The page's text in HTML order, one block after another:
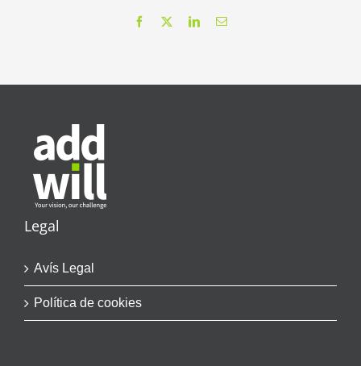
Facebook LinkedInEmail
Legal
Avís Legal
Política de cookies